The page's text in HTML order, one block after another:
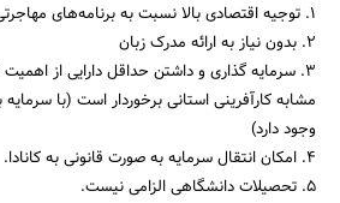
1. توجیه اقتصادی بالا نسبت به برنامه‌های مهاجرتی حاضر
2. بدون نیاز به ارائه مدرک زبان
3. سرمایه گذاری و داشتن حداقل دارایی از
مشابه کارآفرینی استانی برخوردار است (با
وجود دارد)
4. امکان انتقال سرمایه به صورت قانونی به کانادا.
5. تحصیلات دانشگاهی الزامی‌ نیست.